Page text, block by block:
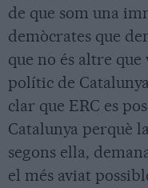
de que som una
demòcrates que
que no és altre
polític de
clar que ERC es
Catalunya perquè
segons ella,
el més aviat